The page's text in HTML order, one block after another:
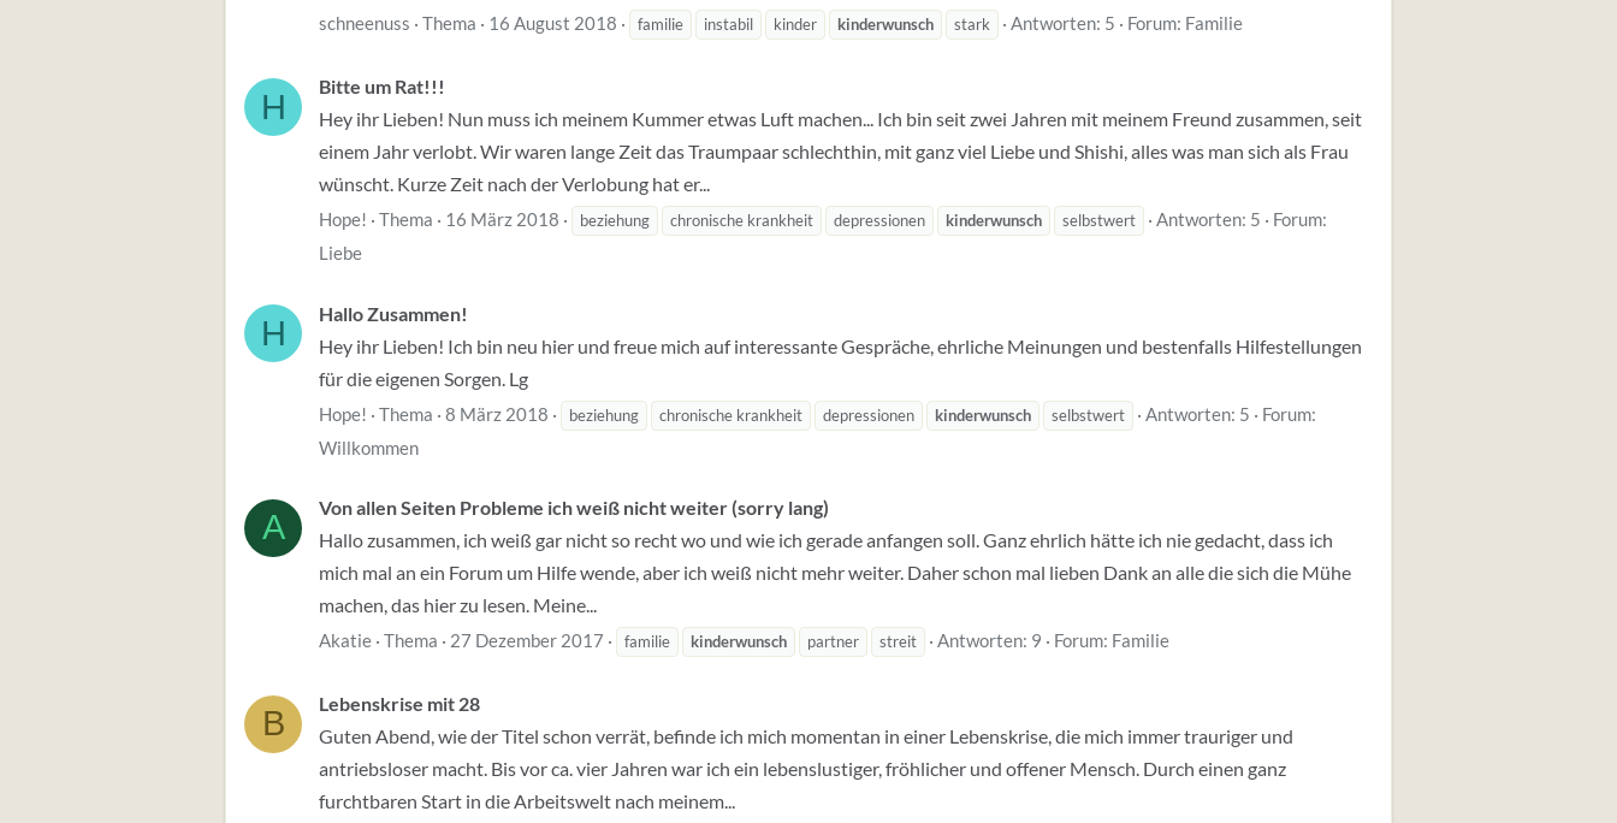
schneenuss Thema 16 August 2018 familie instabil kinder kinderwunsch stark Antworten: 5 Forum: Familie
H
Bitte um Rat!!!
Hey ihr Lieben! Nun muss ich meinem Kummer etwas Luft machen... Ich bin seit zwei Jahren mit meinem Freund zusammen, seit
einem Jahr verlobt. Wir waren lange Zeit das Traumpaar schlechthin, mit ganz viel Liebe und Shishi, alles was man sich als Frau
wünscht. Kurze Zeit nach der Verlobung hat er...
Hope! Thema 16 März 2018 beziehung chronische krankheit depressionen kinderwunsch selbstwert Antworten: 5
Forum:
Liebe
H
Hallo Zusammen!
Hey ihr Lieben! Ich bin neu hier und freue mich auf interessante Gespräche, ehrliche Meinungen und bestenfalls Hilfestellungen
für die eigenen Sorgen. Lg
Hope! Thema 8 März 2018 beziehung chronische krankheit depressionen kinderwunsch selbstwert Antworten: 5
Forum:
Willkommen
A
Von allen Seiten Probleme ich weiß nicht weiter (sorry lang)
Hallo zusammen, ich weiß gar nicht so recht wo und wie ich gerade anfangen soll. Ganz ehrlich hätte ich nie gedacht, dass ich
mich mal an ein Forum um Hilfe wende, aber ich weiß nicht mehr weiter. Daher schon mal lieben Dank an alle die sich die Mühe
machen, das hier zu lesen. Meine...
Akatie Thema 27 Dezember 2017 familie kinderwunsch partner streit Antworten: 9 Forum: Familie
B
Lebenskrise mit 28
Guten Abend, wie der Titel schon verrät, befinde ich mich momentan in einer Lebenskrise, die mich immer trauriger und
antriebsloser macht. Bis vor ca. vier Jahren war ich ein lebenslustiger, fröhlicher und offener Mensch. Durch einen ganz
furchtbaren Start in die Arbeitswelt nach meinem...